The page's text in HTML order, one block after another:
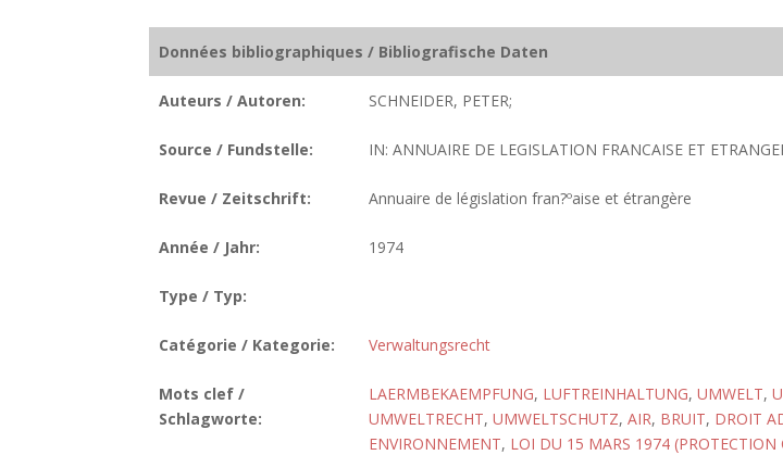
Données bibliographiques / Bibliografische Daten
Auteurs / Autoren: SCHNEIDER, PETER;
Source / Fundstelle: IN: ANNUAIRE DE LEGISLATION FRANCAISE ET
Revue / Zeitschrift: Annuaire de législation fran?ºaise et étrangère
Année / Jahr: 1974
Type / Typ:
Catégorie / Kategorie: Verwaltungsrecht
Mots clef /
Schlagworte:
LAERMBEKAEMPFUNG, LUFTREINHALTUNG, UMWELT,
UMWELTRECHT, UMWELTSCHUTZ, AIR, BRUIT, DROIT
ENVIRONNEMENT, LOI DU 15 MARS 1974 (PROTECTION